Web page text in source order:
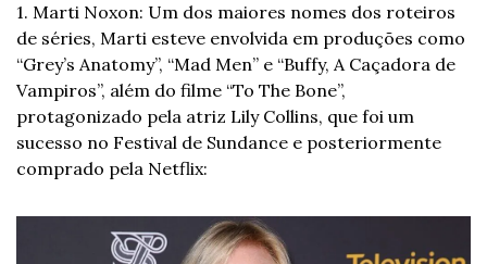
1. Marti Noxon: Um dos maiores nomes dos roteiros
de séries, Marti esteve envolvida em produções como
“Grey’s Anatomy”, “Mad Men” e “Buffy, A Caçadora de
Vampiros”, além do filme “To The Bone”,
protagonizado pela atriz Lily Collins, que foi um
sucesso no Festival de Sundance e posteriormente
comprado pela Netflix: